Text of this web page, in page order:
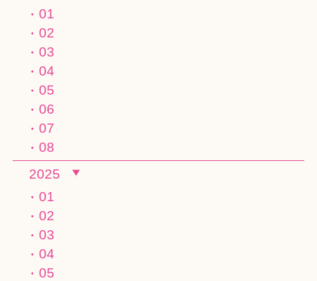
01
02
03
04
05
06
07
08
2025
01
02
03
04
05